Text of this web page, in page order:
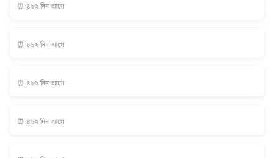
⏰ ৪৮২ দিন আগে
⏰ ৪৮২ দিন আগে
⏰ ৪৮২ দিন আগে
⏰ ৪৮২ দিন আগে